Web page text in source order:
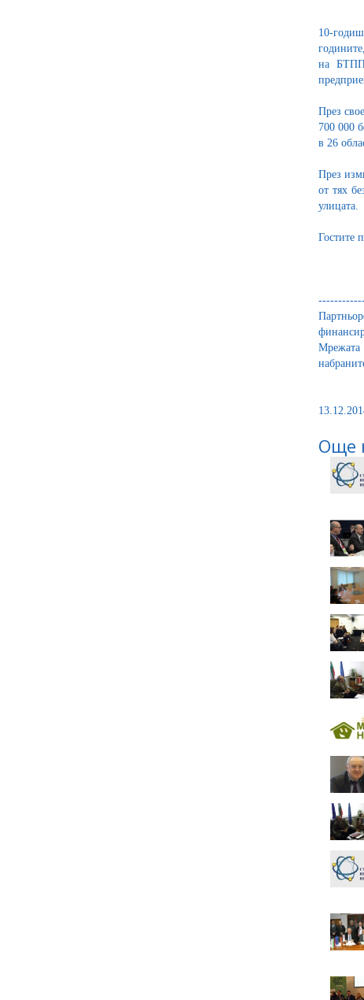
10-
на БТПП
През
700 000
в 26
През
от тях
улицата.
Гостите
Мрежата
Още